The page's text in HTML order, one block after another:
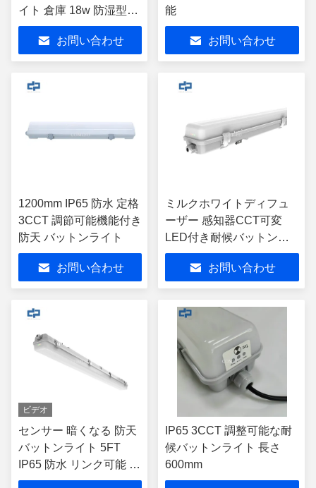
イト 倉庫 18w 防湿型照
明器具 IP65 防水防塵 バ
ッテンライト 600mm 直
線型LEDライト 駐車場
お問い合わせ
能
お問い合わせ
1200mm IP65 防水 定格
3CCT 調節可能機能付き
防天 バットンライト
お問い合わせ
ミルクホワイトディフュ
ーザー 感知器CCT可変
LED付き耐候バットンラ
イト
お問い合わせ
ビデオ
センサー 暗くなる 防天
バットンライト 5FT
IP65 防水 リンク可能 設
置可能
IP65 3CCT 調整可能な耐
候バットンライト 長さ
600mm